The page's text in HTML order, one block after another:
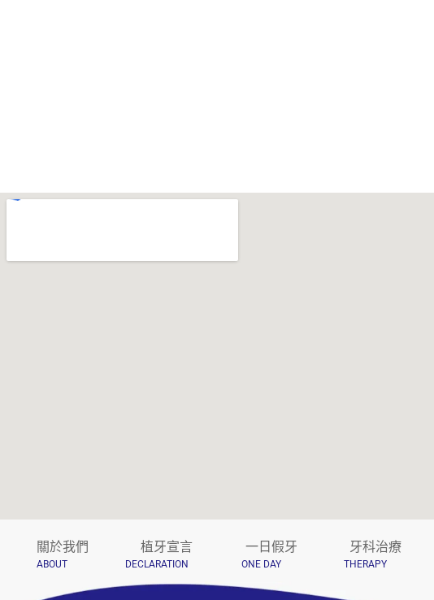
關於我們
ABOUT
植牙宣言
DECLARATION
一日假牙
ONE DAY
牙科治療
THERAPY